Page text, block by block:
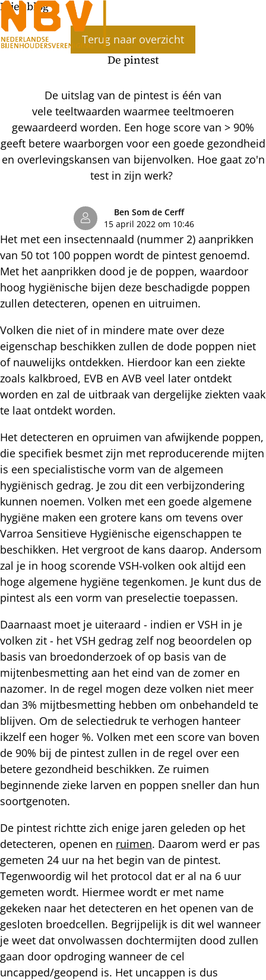
Bijenblog
Terug naar overzicht
De pintest
De uitslag van de pintest is één van
vele teeltwaarden waarmee teeltmoeren
gewaardeerd worden. Een hoge score van > 90%
geeft betere waarborgen voor een goede gezondheid
en overlevingskansen van bijenvolken. Hoe gaat zo'n
test in zijn werk?
Ben Som de Cerff
15 april 2022 om 10:46
Het met een insectennaald (nummer 2) aanprikken
van 50 tot 100 poppen wordt de pintest genoemd.
Met het aanprikken dood je de poppen, waardoor
hoog hygiënische bijen deze beschadigde poppen
zullen detecteren, openen en uitruimen.
Volken die niet of in mindere mate over deze
eigenschap beschikken zullen de dode poppen niet
of nauwelijks ontdekken. Hierdoor kan een ziekte
zoals kalkbroed, EVB en AVB veel later ontdekt
worden en zal de uitbraak van dergelijke ziekten vaak
te laat ontdekt worden.
Het detecteren en opruimen van afwijkende poppen,
die specifiek besmet zijn met reproducerende mijten
is een specialistische vorm van de algemeen
hygiënisch gedrag. Je zou dit een verbijzondering
kunnen noemen. Volken met een goede algemene
hygiëne maken een grotere kans om tevens over
Varroa Sensitieve Hygiënische eigenschappen te
beschikken. Het vergroot de kans daarop. Andersom
zal je in hoog scorende VSH-volken ook altijd een
hoge algemene hygiëne tegenkomen. Je kunt dus de
pintest als een vorm van preselectie toepassen.
Daarnaast moet je uiteraard - indien er VSH in je
volken zit - het VSH gedrag zelf nog beoordelen op
basis van broedonderzoek of op basis van de
mijtenbesmetting aan het eind van de zomer en
nazomer. In de regel mogen deze volken niet meer
dan 3% mijtbesmetting hebben om onbehandeld te
blijven. Om de selectiedruk te verhogen hanteer
ikzelf een hoger %. Volken met een score van boven
de 90% bij de pintest zullen in de regel over een
betere gezondheid beschikken. Ze ruimen
beginnende zieke larven en poppen sneller dan hun
soortgenoten.
De pintest richtte zich enige jaren geleden op het
detecteren, openen en ruimen. Daarom werd er pas
gemeten 24 uur na het begin van de pintest.
Tegenwoordig wil het protocol dat er al na 6 uur
gemeten wordt. Hiermee wordt er met name
gekeken naar het detecteren en het openen van de
gesloten broedcellen. Begrijpelijk is dit wel wanneer
je weet dat onvolwassen dochtermijten dood zullen
gaan door opdroging wanneer de cel
uncapped/geopend is. Het uncappen is dus